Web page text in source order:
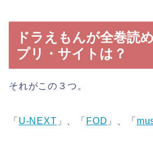
ドラえもんが全巻読
プリ・サイトは？
それがこの３つ。
「 U-NEXT 」、「 FOD 」、「